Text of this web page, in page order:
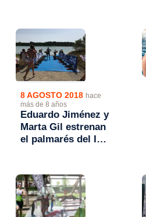
8 AGOSTO 2018 hace
más de 8 años
Eduardo Jiménez y
Marta Gil estrenan
el palmarés del I